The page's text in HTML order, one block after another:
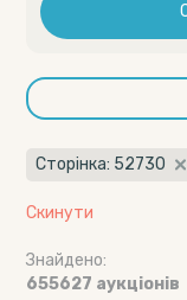
Сторінка: 52730
Скинути
Знайдено:
655627 аукціонів